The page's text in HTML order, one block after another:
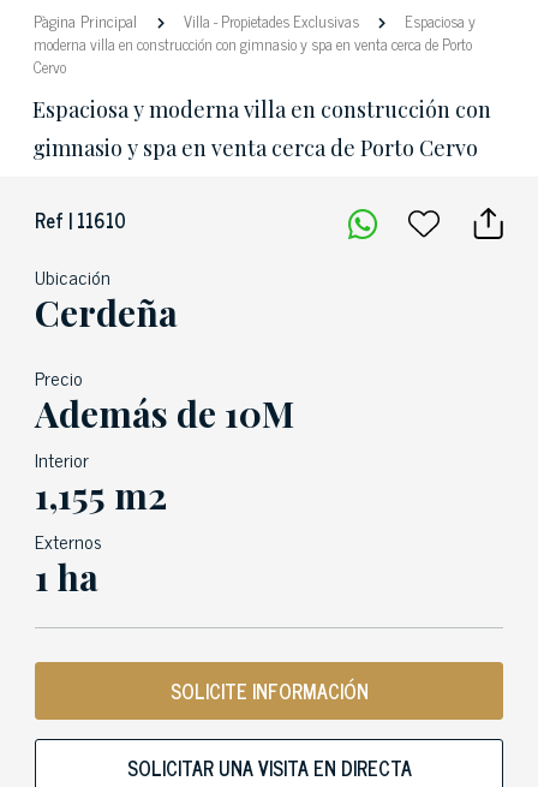
Pàgina Principal Villa-Propietades Exclusivas
Espaciosa y
moderna villa en construcción con gimnasio y spa en venta cerca de Porto
Cervo
Espaciosa y moderna villa en construcción con
gimnasio y spa en venta cerca de Porto Cervo
Ref | 11610
Ubicación
Cerdeña
Precio
Además de 10M
Interior
1,155 m2
Externos
1 ha
SOLICITE INFORMACIÓN
SOLICITAR UNA VISITA EN DIRECTA